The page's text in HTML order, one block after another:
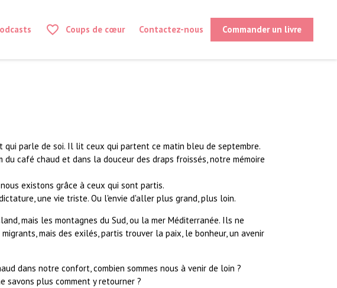
favorite_border Coups de cœur Contactez-nous Commander un livre
qui parle de soi. Il lit ceux qui partent ce matin bleu de septembre.
du café chaud et dans la douceur des draps froissés, notre mémoire
existons grâce à ceux qui sont partis.
une vie triste. Ou l'envie d'aller plus grand, plus loin.
nd, mais les montagnes du Sud, ou la mer Méditerranée. Ils ne
mais des exilés, partis trouver la paix, le bonheur, un avenir
dans notre confort, combien sommes nous à venir de loin ?
savons plus comment y retourner ?